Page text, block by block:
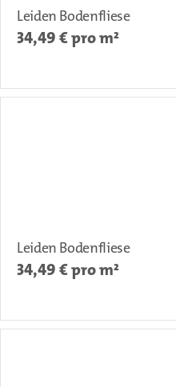
Leiden Bodenfliese
34,49 € pro m²
Leiden Bodenfliese
34,49 € pro m²